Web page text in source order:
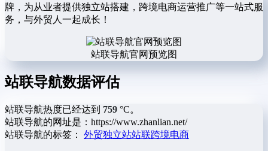
牌，为从业者提供独立站搭建，跨境电商运营推广等一站式服
务，与外贸人一起成长！
站联导航官网预览图
站联导航数据评估
站联导航热度已经达到 759 °C。
站联导航的网址是：https://www.zhanlian.net/
站联导航的标签： 外贸独立站站联跨境电商